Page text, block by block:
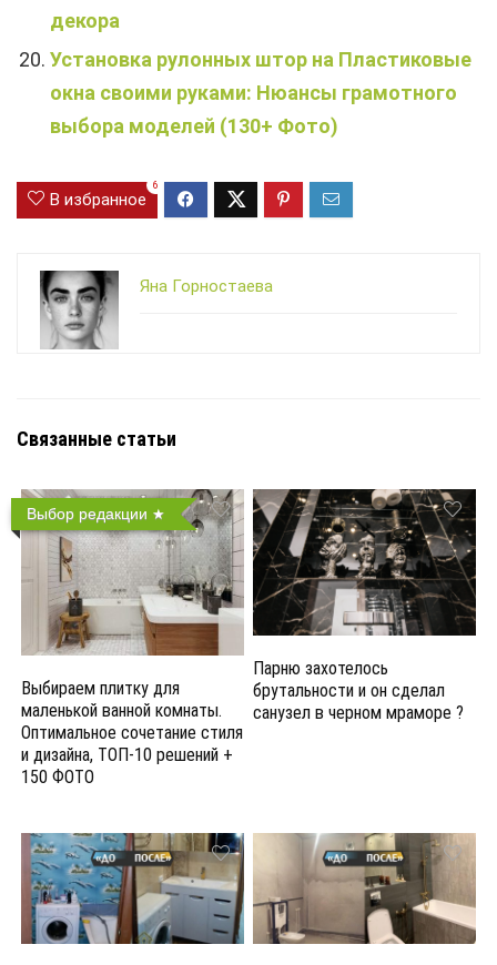
декора
Установка рулонных штор на Пластиковые
окна своими руками: Нюансы грамотного
выбора моделей (130+ Фото)
В избранное
6
Яна Горностаева
Связанные статьи
Выбор редакции
Выбираем плитку для
маленькой ванной комнаты.
Оптимальное сочетание стиля
и дизайна, ТОП-10 решений +
150 ФОТО
Парню захотелось
брутальности и он сделал
санузел в черном мраморе ?